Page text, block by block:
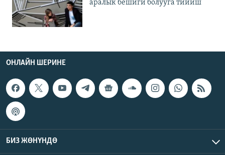
аралык бешиги болууга тийиш
ОНЛАЙН ШЕРИНЕ
БИЗ ЖӨНҮНДӨ